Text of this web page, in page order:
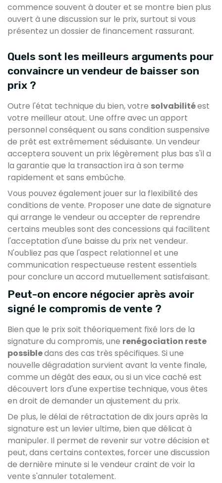
commence souvent à douter et se montre bien plus
ouvert à une discussion sur le prix, surtout si vous
présentez un dossier de financement rassurant.
Quels sont les meilleurs arguments pour
convaincre un vendeur de baisser son
prix ?
Outre l'état technique du bien, votre solvabilitéest
votre meilleur atout. Une offre avec un apport
personnel conséquent ou sans condition suspensive
de prêt est extrêmement séduisante. Un vendeur
acceptera souvent un prix légèrement plus bas s'il a
la garantie que la transaction ira à son terme
rapidement et sans embûche.
Vous pouvez également jouer sur la flexibilité des
conditions de vente. Proposer une date de signature
qui arrange le vendeur ou accepter de reprendre
certains meubles sont des concessions qui facilitent
l'acceptation d'une baisse du prix net vendeur.
N'oubliez pas que l'aspect relationnel et une
communication respectueuse restent essentiels
pour conclure un accord mutuellement satisfaisant.
Peut-on encore négocier après avoir
signé le compromis de vente ?
Bien que le prix soit théoriquement fixé lors de la
signature du compromis, une renégociation reste
possibledans des cas très spécifiques. Si une
nouvelle dégradation survient avant la vente finale,
comme un dégât des eaux, ou si un vice caché est
découvert lors d'une expertise technique, vous êtes
en droit de demander un ajustement du prix.
De plus, le délai de rétractation de dix jours après la
signature est un levier ultime, bien que délicat à
manipuler. Il permet de revenir sur votre décision et
peut, dans certains contextes, forcer une discussion
de dernière minute si le vendeur craint de voir la
vente s'annuler totalement.